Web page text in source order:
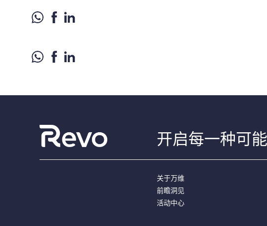
开启每一种可能
关于万维
前瞻洞见
活动中心